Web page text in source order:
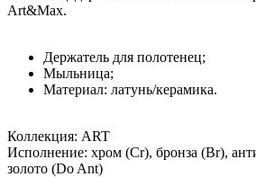
Art&Max.
Держатель для полотенец;
Мыльница;
Материал: латунь/керамика.
Коллекция: ART
Исполнение: хром (Cr), бронза (Br),
золото (Do Ant)